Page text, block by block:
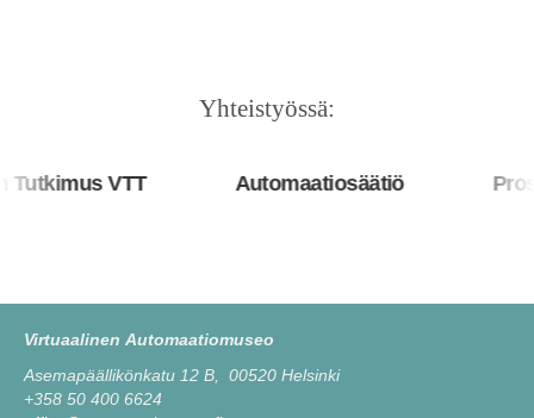
Yhteistyössä:
VTT Automaatiosäätiö
Virtuaalinen Automaatiomuseo
Asemapäällikönkatu 12 B, 00520 Helsinki
+358 50 400 6624